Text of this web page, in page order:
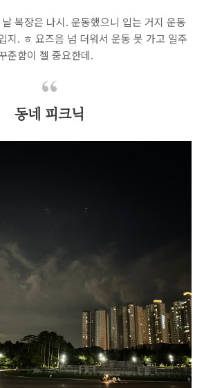
복장은 나시. 운동했으니 입는 거지 운동
지. ㅎ 요즈음 넘 더워서 운동 못 가고 일주
준함이 젤 중요한데.
동네 피크닉